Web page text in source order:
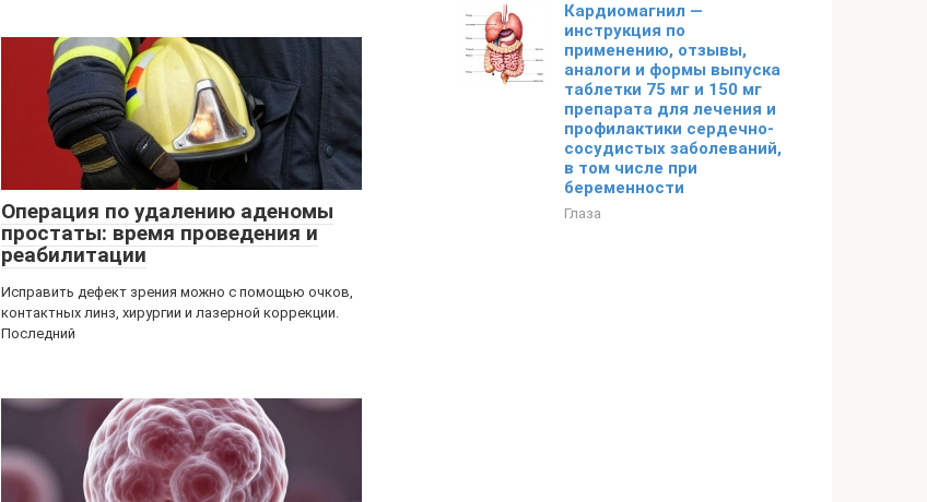
Операция по удалению аденомы
простаты: время проведения и
реабилитации
Исправить дефект зрения можно с помощью очков,
контактных линз, хирургии и лазерной коррекции.
Последний
Кардиомагнил —
инструкция по
применению, отзывы,
аналоги и формы выпуска
таблетки 75 мг и 150 мг
препарата для лечения и
профилактики сердечно-
сосудистых заболеваний,
в том числе при
беременности
Глаза